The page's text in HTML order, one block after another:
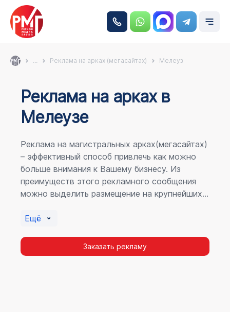
... Реклама на арках (мегасайтах) Мелеуз
Реклама на аркаx в
Мелеузе
Реклама на магистральных арках(мегасайтах)
– эффективный способ привлечь как можно
больше внимания к Вашему бизнесу. Из
преимуществ этого рекламного сообщения
можно выделить размещение на крупнейших
пешеходному потоку расположение в прямой
повторных контактов.
Ещё
Заказать рекламу